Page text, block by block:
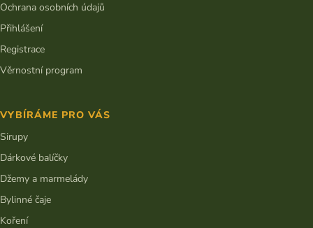
Ochrana osobních údajů
Přihlášení
Registrace
Věrnostní program
VYBÍRÁME PRO VÁS
Sirupy
Dárkové balíčky
Džemy a marmelády
Bylinné čaje
Koření